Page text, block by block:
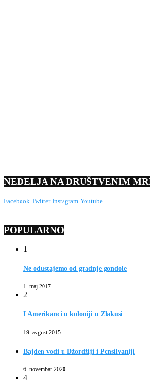
NEDELJA NA DRUŠTVENIM
Facebook Twitter Instagram Youtube
POPULARNO
1
Ne odustajemo od gradnje gondole
1. maj 2017.
2
I Amerikanci u koloniji u Zlakusi
19. avgust 2015.
Bajden vodi u Džordžiji i Pensilvaniji
6. novembar 2020.
4